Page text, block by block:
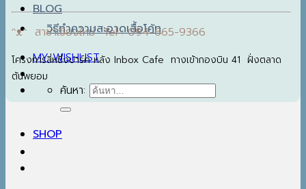
BLOG
วิธีทำความสะอาดเสื้อโค้ท
MY WISHLIST
ค้นหา:
SHOP
ᵔᴥᵔ สาขาเชียงใหม่ Tel : 094-665-9366
โครงการสี่หนึ่งปาร์ค หลัง Inbox Cafe ทางเข้ากองบิน 41 ฝั่งตลาด
ต้นพยอม